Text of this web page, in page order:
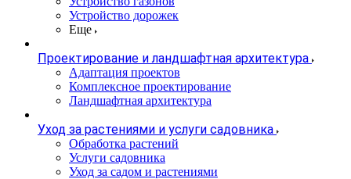
Устройство дорожек
Еще
Проектирование и ландшафтная архитектура
Адаптация проектов
Комплексное проектирование
Ландшафтная архитектура
Уход за растениями и услуги садовника
Обработка растений
Услуги садовника
Уход за садом и растениями